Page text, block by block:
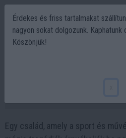
Egy család, amely a sport és
Érdekes és friss tartalmakat
nagyon sokat dolgozunk.
Köszönjük!